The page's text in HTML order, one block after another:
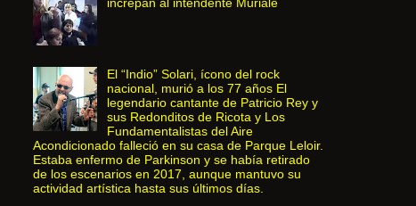
El “Indio” Solari, ícono del rock
nacional, murió a los 77 años El
legendario cantante de Patricio Rey y
sus Redonditos de Ricota y Los
Fundamentalistas del Aire
Acondicionado falleció en su casa de Parque Leloir.
Estaba enfermo de Parkinson y se había retirado
de los escenarios en 2017, aunque mantuvo su
actividad artística hasta sus últimos días.